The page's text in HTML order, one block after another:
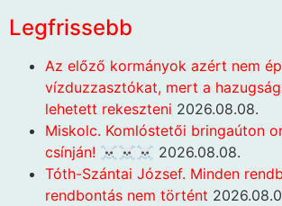
Legfrissebb
Az előző kormányok azért nem
vízduzzasztókat, mert a
lehetett rekeszteni 2026.08.08.
Miskolc. Komlóstetői bringaúton
csínján! ☠️☠️☠️ 2026.08.08.
Tóth-Szántai József. Minden
rendbontás nem történt